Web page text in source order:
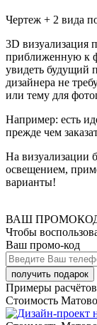
Чертеж + 2 вида
3D визуализация
приближенную к
увидеть будущий
дизайнера не
или тему для
Например: есть
прежде чем
На визуализации
освещением,
варианты!
ВАШ
Чтобы
Ваш промо-код
Примеры
Стоимость